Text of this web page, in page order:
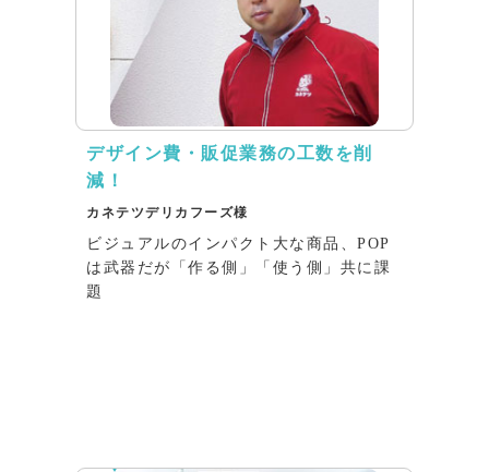
デザイン費・販促業務の工数を削
減！
カネテツデリカフーズ様
ビジュアルのインパクト大な商品、POP
は武器だが「作る側」「使う側」共に課
題